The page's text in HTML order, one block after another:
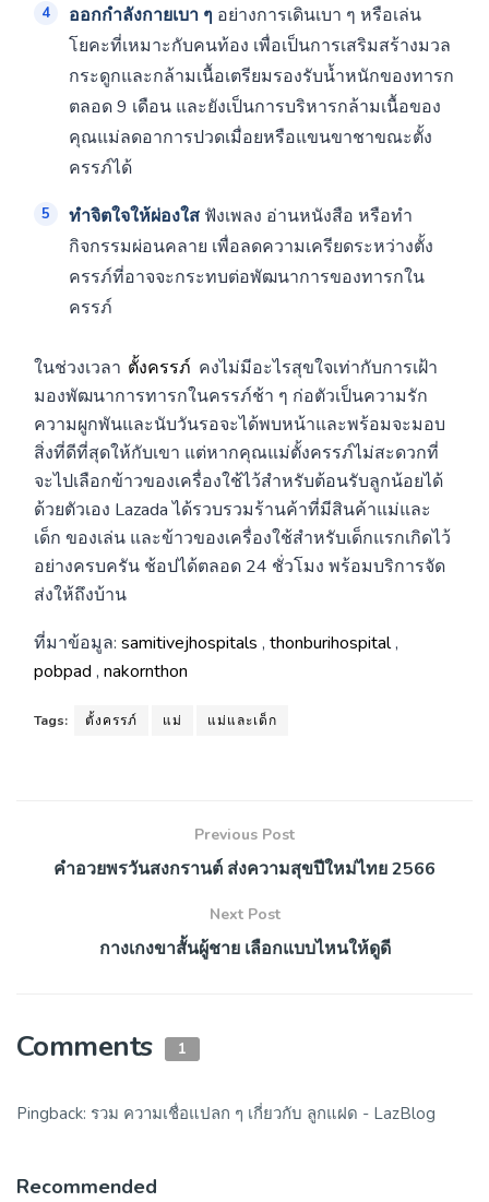
ออกกำลังกายเบา ๆ อย่างการเดินเบา ๆ หรือเล่น
โยคะที่เหมาะกับคนท้อง เพื่อเป็นการเสริมสร้างมวล
กระดูกและกล้ามเนื้อเตรียมรองรับน้ำหนักของทารก
ตลอด 9 เดือน และยังเป็นการบริหารกล้ามเนื้อของ
คุณแม่ลดอาการปวดเมื่อยหรือแขนขาชาขณะตั้ง
ครรภ์ได้
ทำจิตใจให้ผ่องใส ฟังเพลง อ่านหนังสือ หรือทำ
กิจกรรมผ่อนคลาย เพื่อลดความเครียดระหว่างตั้ง
ครรภ์ที่อาจจะกระทบต่อพัฒนาการของทารกใน
ครรภ์
ในช่วงเวลา ตั้งครรภ์ คงไม่มีอะไรสุขใจเท่ากับการเฝ้า
มองพัฒนาการทารกในครรภ์ช้า ๆ ก่อตัวเป็นความรัก
ความผูกพันและนับวันรอจะได้พบหน้าและพร้อมจะมอบ
สิ่งที่ดีที่สุดให้กับเขา แต่หากคุณแม่ตั้งครรภ์ไม่สะดวกที่
จะไปเลือกข้าวของเครื่องใช้ไว้สำหรับต้อนรับลูกน้อยได้
ด้วยตัวเอง Lazada ได้รวบรวมร้านค้าที่มีสินค้าแม่และ
เด็ก ของเล่น และข้าวของเครื่องใช้สำหรับเด็กแรกเกิดไว้
อย่างครบครัน ช้อปได้ตลอด 24 ชั่วโมง พร้อมบริการจัด
ส่งให้ถึงบ้าน
ที่มาข้อมูล: samitivejhospitals , thonburihospital,
pobpad , nakornthon
Tags: ตั้งครรภ์ แม่ แม่และเด็ก
Previous Post
คำอวยพรวันสงกรานต์ ส่งความสุขปีใหม่ไทย 2566
Next Post
กางเกงขาสั้นผู้ชาย เลือกแบบไหนให้ดูดี
Comments 1
Pingback: รวม ความเชื่อแปลก ๆ เกี่ยวกับ ลูกแฝด - LazBlog
Recommended